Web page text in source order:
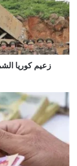
بتحديث
قدرات
بلاده
النووية
والتقليدية
زعيم كوريا
مصدر
حكومي
ينفي
ملف